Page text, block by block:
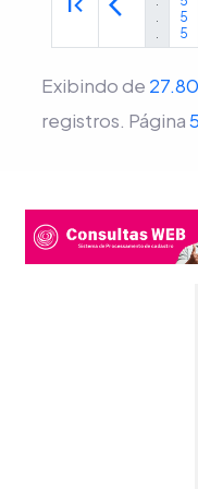
.
.
5
5
Exibindo de
registros. Página